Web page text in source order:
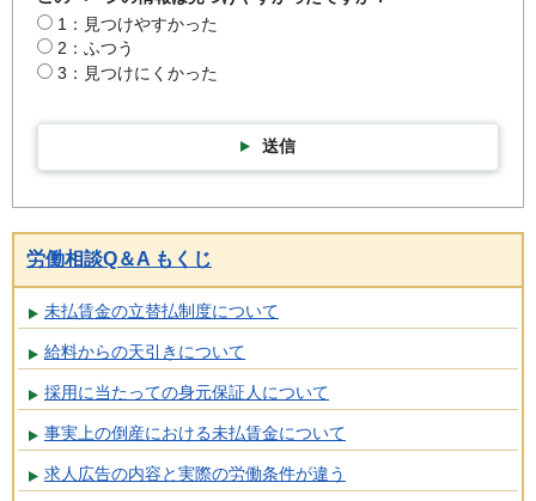
1：見つけやすかった
2：ふつう
3：見つけにくかった
送信
労働相談Q＆A もくじ
未払賃金の立替払制度について
給料からの天引きについて
採用に当たっての身元保証人について
事実上の倒産における未払賃金について
求人広告の内容と実際の労働条件が違う